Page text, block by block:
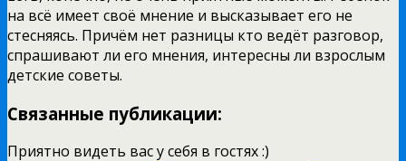
на всё имеет своё мнение и высказывает его не
стесняясь. Причём нет разницы кто ведёт разговор,
спрашивают ли его мнения, интересны ли взрослым
детские советы.
Связанные публикации:
Приятно видеть вас у себя в гостях :)